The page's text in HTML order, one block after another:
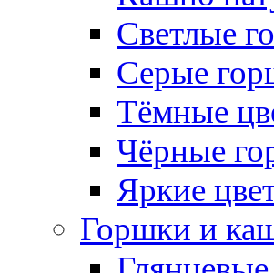
Светлые
Серые
Тёмные
Чёрные
Яркие
Горшки и